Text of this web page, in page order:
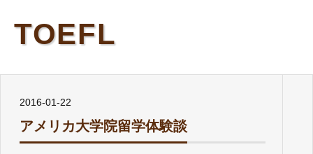
TOEFL
2016-01-22
アメリカ大学院留学体験談